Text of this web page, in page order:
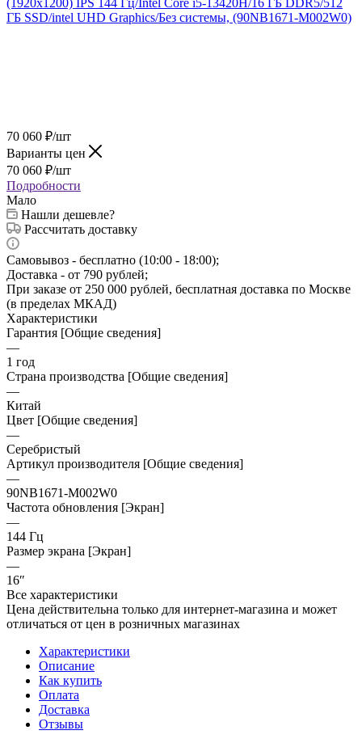
70 060 ₽/шт
Варианты цен
70 060 ₽/шт
Подробности
Мало
Нашли дешевле?
Рассчитать доставку
Самовывоз - бесплатно (10:00 - 18:00);
Доставка - от 790 рублей;
При заказе от 250 000 рублей, бесплатная доставка по Москве
(в пределах МКАД)
Характеристики
Гарантия [Общие сведения]
—
1 год
Страна производства [Общие сведения]
—
Китай
Цвет [Общие сведения]
—
Серебристый
Артикул производителя [Общие сведения]
—
90NB1671-M002W0
Частота обновления [Экран]
—
144 Гц
Размер экрана [Экран]
—
16″
Все характеристики
Цена действительна только для интернет-магазина и может
отличаться от цен в розничных магазинах
Характеристики
Описание
Как купить
Оплата
Доставка
Отзывы